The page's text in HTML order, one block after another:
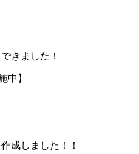
きました！
中】
成しました！！